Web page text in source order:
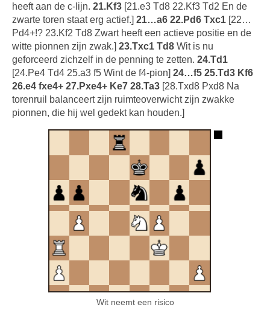
heeft aan de c-lijn. 21.Kf3 [21.e3 Td8 22.Kf3 Td2 En de
zwarte toren staat erg actief.] 21…a6 22.Pd6 Txc1 [22…
Pd4+!? 23.Kf2 Td8 Zwart heeft een actieve positie en de
witte pionnen zijn zwak.] 23.Txc1 Td8 Wit is nu
geforceerd zichzelf in de penning te zetten. 24.Td1
[24.Pe4 Td4 25.a3 f5 Wint de f4-pion] 24…f5 25.Td3 Kf6
26.e4 fxe4+ 27.Pxe4+ Ke7 28.Ta3 [28.Txd8 Pxd8 Na
torenruil balanceert zijn ruimteoverwicht zijn zwakke
pionnen, die hij wel gedekt kan houden.]
Wit neemt een risico